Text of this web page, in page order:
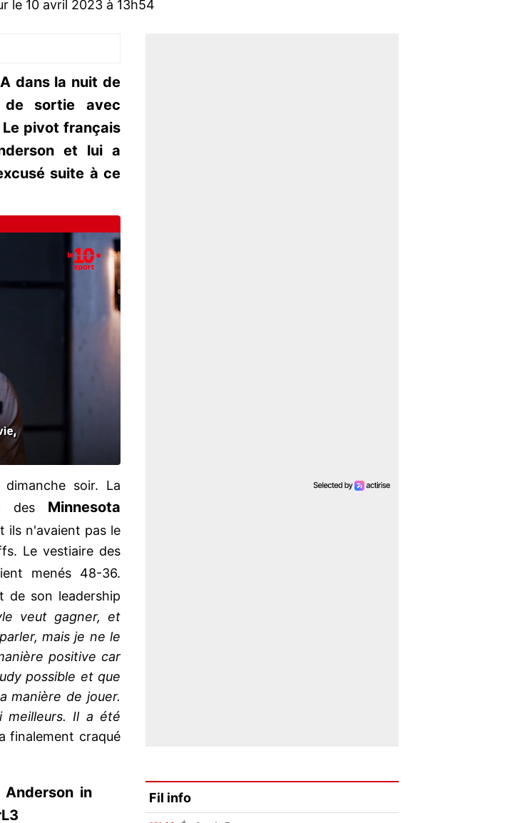
le 10 avril 2023 à 13h54
dans la nuit de
sortie avec
Le pivot français
et lui a
suite à ce
soir. La
des Minnesota
ils n'avaient pas le
Le vestiaire des
menés 48-36.
de son leadership
veut gagner, et
mais je ne le
positive car
possible et que
manière de jouer.
meilleurs. Il a été
finalement craqué
in
Fil info